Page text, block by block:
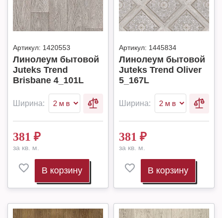
Артикул: 1420553
Линолеум бытовой
Juteks Trend
Brisbane 4_101L
Ширина:
381 ₽
за кв. м.
В корзину
Артикул: 1445834
Линолеум бытовой
Juteks Trend Oliver
5_167L
Ширина:
381 ₽
за кв. м.
В корзину